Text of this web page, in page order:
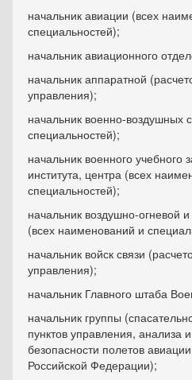
начальник авиации (всех
специальностей);
начальник авиационного
начальник аппаратной
управления);
начальник военно-воздушных
специальностей);
начальник военного учебного
института, центра (всех
специальностей);
начальник воздушно-огневой и
(всех наименований и
начальник войск связи
управления);
начальник Главного штаба
начальник группы
пунктов управления, анализа
безопасности полетов
Российской Федерации);